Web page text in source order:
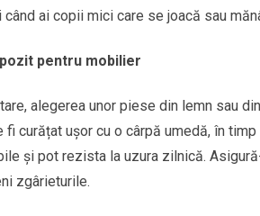
ai copii mici care se joacă sau
pentru mobilier
alegerea unor piese din lemn sau
curățat ușor cu o cârpă umedă, în
și pot rezista la uzura zilnică.
zgârieturile.